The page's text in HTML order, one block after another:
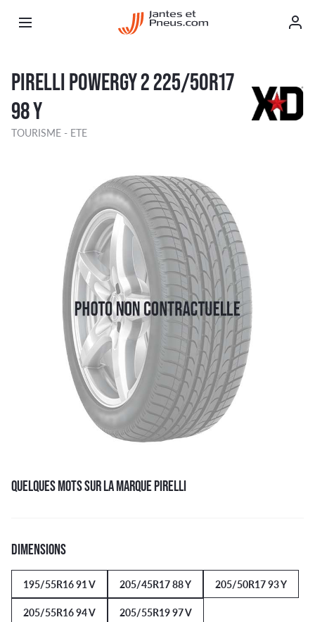
PIRELLI POWERGY 2 225/50R17
98 Y
TOURISME - ETE
QUELQUES MOTS SUR LA MARQUE PIRELLI
DIMENSIONS
195/55R16 91 V 205/45R17 88 Y
205/50R17 93 Y
205/55R16 94 V
205/55R19 97 V